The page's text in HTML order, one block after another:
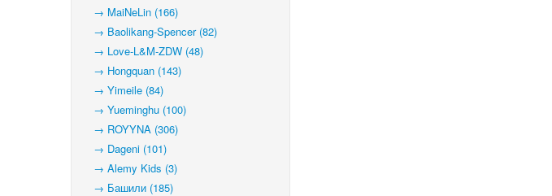
→ MaiNeLin (166)
→ Baolikang-Spencer (82)
→ Love-L&M-ZDW (48)
→ Hongquan (143)
→ Yimeile (84)
→ Yueminghu (100)
→ ROYYNA (306)
→ Dageni (101)
→ Alemy Kids (3)
→ Башили (185)